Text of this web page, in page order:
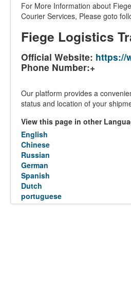
For More Information about
Courier Services, Please goto
Fiege Logistics
Official Website: https://
Phone Number:+
Our platform provides a
status and location of your
View this page in other
English
Chinese
Russian
German
Spanish
Dutch
portuguese